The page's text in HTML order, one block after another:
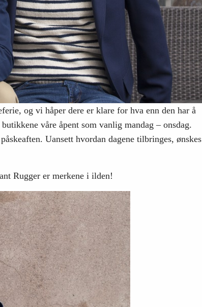
og vi håper dere er klare for hva enn den har å
våre åpent som vanlig mandag – onsdag.
Uansett hvordan dagene tilbringes, ønskes
Rugger er merkene i ilden!